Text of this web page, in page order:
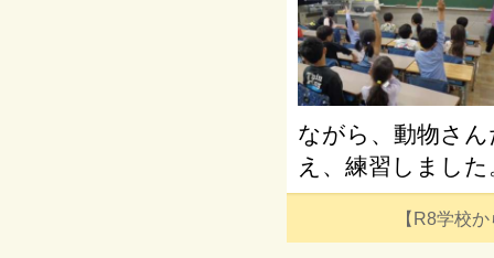
ながら、動物さ
え、練習しました
【R8学校